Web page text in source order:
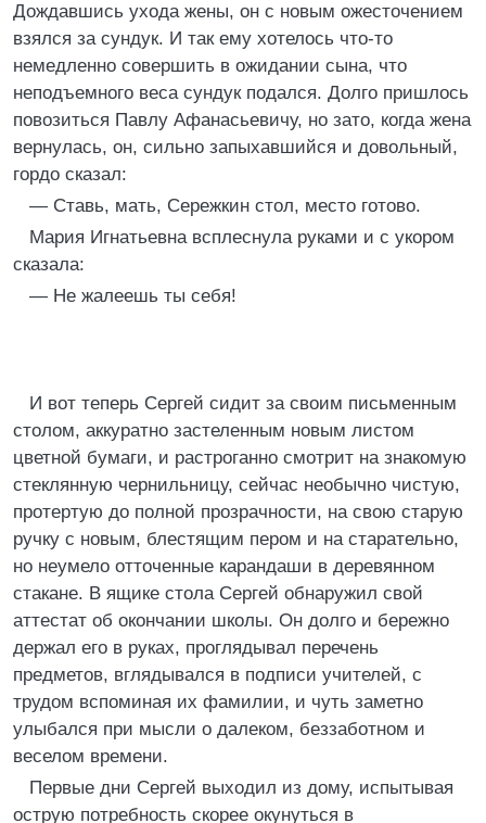
Дождавшись ухода жены, он с новым ожесточением
взялся за сундук. И так ему хотелось что-то
немедленно совершить в ожидании сына, что
неподъемного веса сундук подался. Долго пришлось
повозиться Павлу Афанасьевичу, но зато, когда жена
вернулась, он, сильно запыхавшийся и довольный,
гордо сказал:
— Ставь, мать, Сережкин стол, место готово.
Мария Игнатьевна всплеснула руками и с укором
сказала:
— Не жалеешь ты себя!
И вот теперь Сергей сидит за своим письменным
столом, аккуратно застеленным новым листом
цветной бумаги, и растроганно смотрит на знакомую
стеклянную чернильницу, сейчас необычно чистую,
протертую до полной прозрачности, на свою старую
ручку с новым, блестящим пером и на старательно,
но неумело отточенные карандаши в деревянном
стакане. В ящике стола Сергей обнаружил свой
аттестат об окончании школы. Он долго и бережно
держал его в руках, проглядывал перечень
предметов, вглядывался в подписи учителей, с
трудом вспоминая их фамилии, и чуть заметно
улыбался при мысли о далеком, беззаботном и
веселом времени.
Первые дни Сергей выходил из дому, испытывая
острую потребность скорее окунуться в